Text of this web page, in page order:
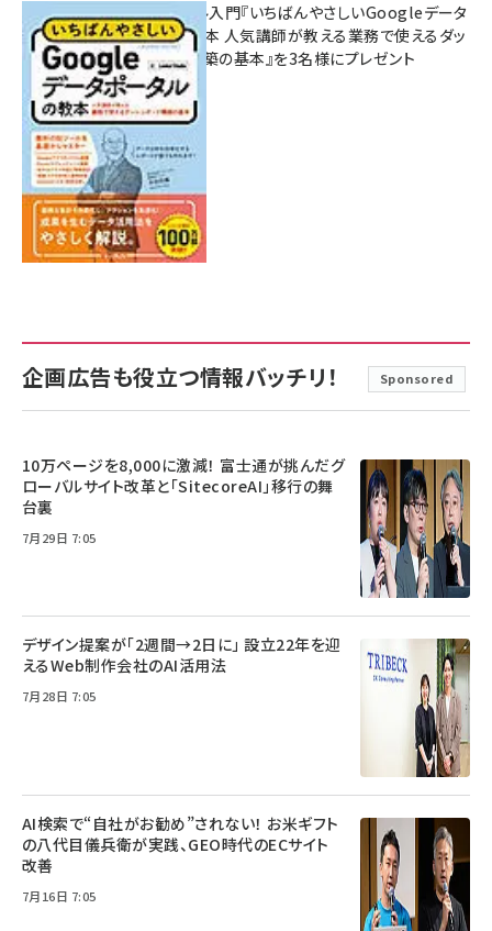
企画広告も役立つ情報バッチリ！ Sponsored
10万ページを8,000に激減！ 富士通が挑んだグ
ローバルサイト改革と「SitecoreAI」移行の舞
台裏
7月29日 7:05
デザイン提案が「2週間→2日に」 設立22年を迎
えるWeb制作会社のAI活用法
7月28日 7:05
AI検索で“自社がお勧め”されない！ お米ギフト
の八代目儀兵衛が実践、GEO時代のECサイト
改善
7月16日 7:05
無料BIツール入門『いちばんやさしいGoogleデータ
ポータルの教本 人気講師が教える業務で使えるダッ
シュボード構築の基本』を3名様にプレゼント
7月31日 10:00